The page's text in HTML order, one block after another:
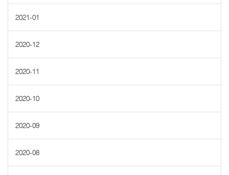
2021-01
2020-12
2020-11
2020-10
2020-09
2020-08